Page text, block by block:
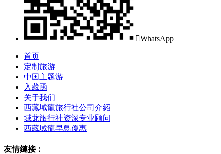
WhatsApp
首页
定制旅游
中国主题游
入藏函
关于我们
西藏域龍旅行社公司介紹
域龙旅行社资深专业顾问
西藏域龍早鳥優惠
友情鏈接：